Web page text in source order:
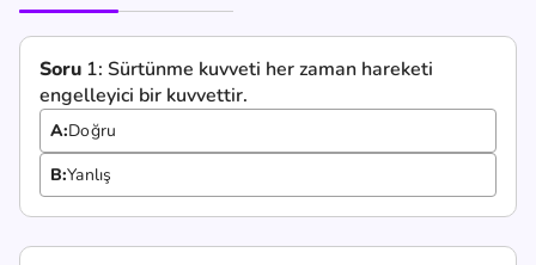
Soru 1: Sürtünme kuvveti her zaman hareketi
engelleyici bir kuvvettir.
A:Doğru
B:Yanlış